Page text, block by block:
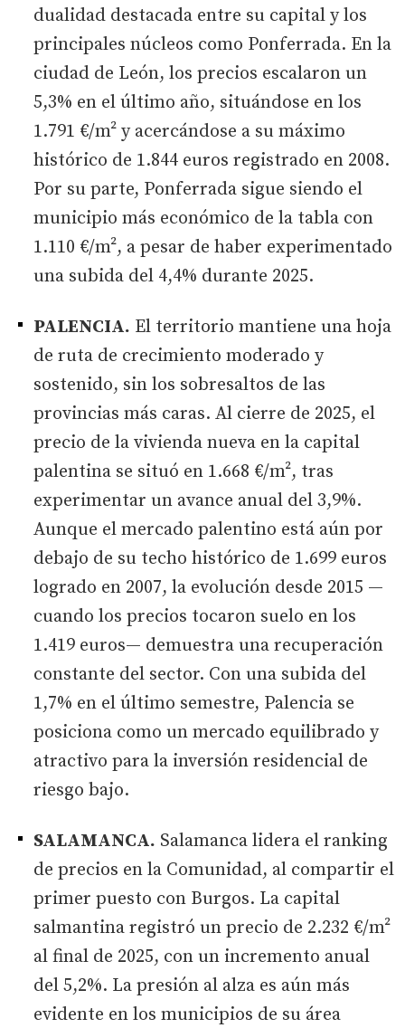
dualidad destacada entre su capital y los
principales núcleos como Ponferrada. En la
ciudad de León, los precios escalaron un
5,3% en el último año, situándose en los
1.791 €/m² y acercándose a su máximo
histórico de 1.844 euros registrado en 2008.
Por su parte, Ponferrada sigue siendo el
municipio más económico de la tabla con
1.110 €/m², a pesar de haber experimentado
una subida del 4,4% durante 2025.
PALENCIA. El territorio mantiene una hoja
de ruta de crecimiento moderado y
sostenido, sin los sobresaltos de las
provincias más caras. Al cierre de 2025, el
precio de la vivienda nueva en la capital
palentina se situó en 1.668 €/m², tras
experimentar un avance anual del 3,9%.
Aunque el mercado palentino está aún por
debajo de su techo histórico de 1.699 euros
logrado en 2007, la evolución desde 2015 —
cuando los precios tocaron suelo en los
1.419 euros— demuestra una recuperación
constante del sector. Con una subida del
1,7% en el último semestre, Palencia se
posiciona como un mercado equilibrado y
atractivo para la inversión residencial de
riesgo bajo.
SALAMANCA. Salamanca lidera el ranking
de precios en la Comunidad, al compartir el
primer puesto con Burgos. La capital
salmantina registró un precio de 2.232 €/m²
al final de 2025, con un incremento anual
del 5,2%. La presión al alza es aún más
evidente en los municipios de su área